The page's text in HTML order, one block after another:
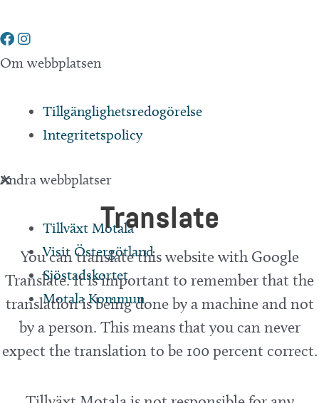
Om webbplatsen
Tillgänglighetsredogörelse
Integritetspolicy
Andra webbplatser
Tillväxt Motala
Visit Östergötland
Sjöstadskortet
Motala Kommun
Translate
You can translate this website with Google
Translate. It is important to remember that the
translation is being done by a machine and not
by a person. This means that you can never
expect the translation to be 100 percent correct.